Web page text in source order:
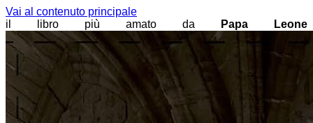
Vai al contenuto principale
il libro più amato da
Papa Leone